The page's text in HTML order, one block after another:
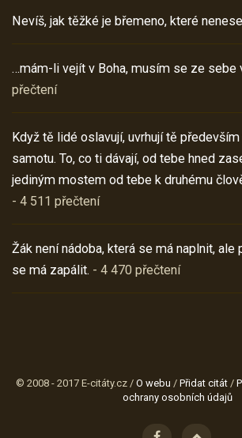
Nevíš, jak těžké je břemeno, které
…mám-li vejít v Boha, musím se ze sebe
přečtení
Když tě lidé oslavují, uvrhují tě
samotu. To, co ti dávají, od tebe hned
jediným mostem od tebe k druhému
- 4 511 přečtení
Žák není nádoba, která se má naplnit, ale
se má zapálit. - 4 470 přečtení
© 2008 - 2017 E-citáty.cz / O webu / Přidat citát/
ochrany osobních údajů